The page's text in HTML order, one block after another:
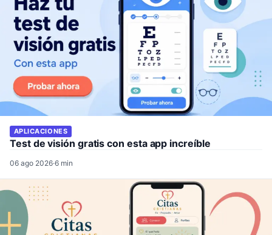
APLICACIONES
Test de visión gratis con esta app increíble
06 ago 2026·6 min